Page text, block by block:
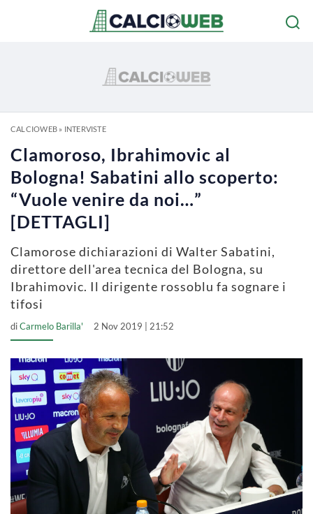
CALCIOWEB» INTERVISTE
Clamoroso, Ibrahimovic al
Bologna! Sabatini allo scoperto:
“Vuole venire da noi…”
[DETTAGLI]
Clamorose dichiarazioni di Walter Sabatini,
direttore dell'area tecnica del Bologna, su
Ibrahimovic. Il dirigente rossoblu fa sognare i
tifosi
diCarmelo Barilla' 2 Nov 2019 | 21:52